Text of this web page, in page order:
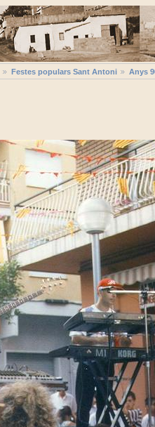
Festes populars Sant Antoni Anys